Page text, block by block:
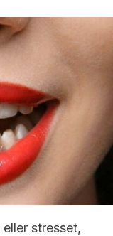
stresset,